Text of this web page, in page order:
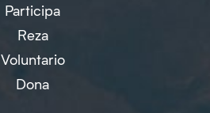
Participa
Reza
Voluntario
Dona